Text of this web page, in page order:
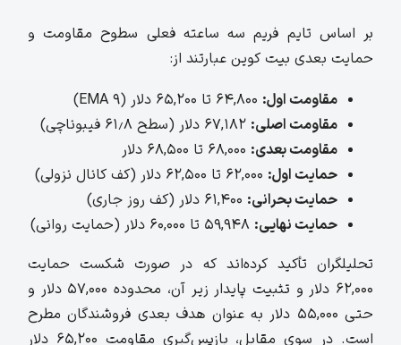
بر اساس تایم فریم سه ساعته فعلی سطوح مقاومت و
حمایت بعدی بیت کوین عبارتند از:
مقاومت اول:
مقاومت اصلی:
مقاومت بعدی:
حمایت اول:
حمایت بحرانی:
حمایت نهایی:
تحلیلگران تأکید کرده‌اند که در صورت شکست حمایت
۶۲,۰۰۰ دلار و تثبیت پایدار زیر آن، محدوده ۵۷,۰۰۰ دلار و
حتی ۵۵,۰۰۰ دلار به عنوان هدف بعدی فروشندگان مطرح
است. در سوی مقابل، بازپس‌گیری مقاومت ۶۵,۲۰۰ دلار